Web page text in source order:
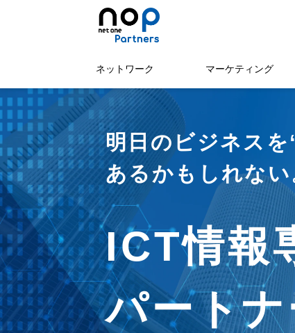
ネットワーク マーケティング
明日のビジネス
あるかもしれない
ICT情報
パート